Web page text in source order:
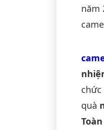
năm
quà